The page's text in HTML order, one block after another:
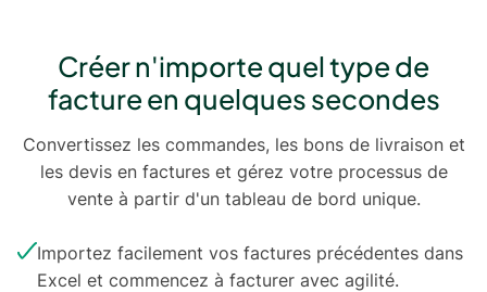
Créer n'importe quel type de
facture en quelques secondes
Convertissez les commandes, les bons de livraison et
les devis en factures et gérez votre processus de
vente à partir d'un tableau de bord unique.
Importez facilement vos factures précédentes dans
Excel et commencez à facturer avec agilité.